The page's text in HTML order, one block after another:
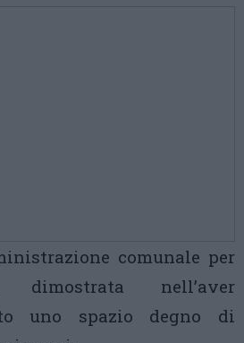
comunale per
nell’aver
uno spazio degno di